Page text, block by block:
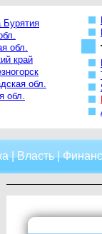
Бурятия
обл.
край
обл.
обл.
|Власть|